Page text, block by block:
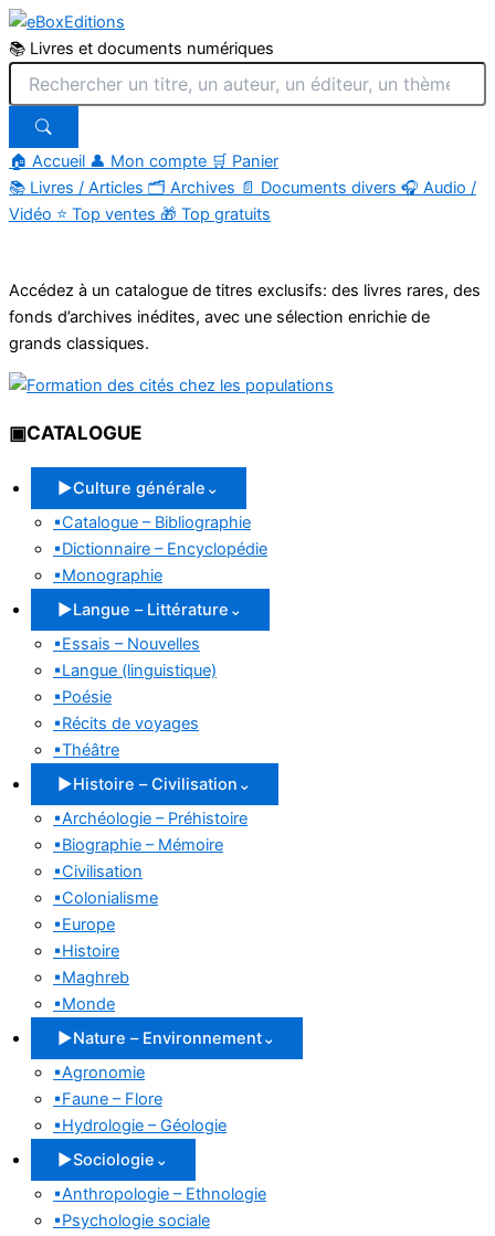
📚 Livres et documents numériques
🏠 Accueil 👤 Mon compte 🛒 Panier
📚 Livres / Articles 🗂 Archives 📄 Documents divers 🎧 Audio /
Vidéo ⭐ Top ventes 🎁 Top gratuits
contenu
Accédez à un catalogue de titres exclusifs: des livres rares, des
fonds d’archives inédites, avec une sélection enrichie de
grands classiques.
▣CATALOGUE
▶Culture générale ⌄
▪Catalogue – Bibliographie
▪Dictionnaire – Encyclopédie
▪Monographie
▶Langue – Littérature ⌄
▪Essais – Nouvelles
▪Langue (linguistique)
▪Poésie
▪Récits de voyages
▪Théâtre
▶Histoire – Civilisation ⌄
▪Archéologie – Préhistoire
▪Biographie – Mémoire
▪Civilisation
▪Colonialisme
▪Europe
▪Histoire
▪Maghreb
▪Monde
▶Nature – Environnement⌄
▪Agronomie
▪Faune – Flore
▪Hydrologie – Géologie
▶Sociologie ⌄
▪Anthropologie – Ethnologie
▪Psychologie sociale